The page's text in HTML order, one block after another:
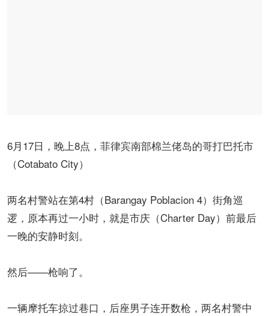
6月17日，晚上8点，菲律宾南部棉兰佬岛的哥打巴托市
（Cotabato City）
两名村警站在第4村（Barangay Poblacion 4）街角巡
逻，原本再过一小时，就是市庆（Charter Day）前最后
一晚的安静时刻。
然后——枪响了。
一辆摩托车掠过巷口，后座男子连开数枪，两名村警中